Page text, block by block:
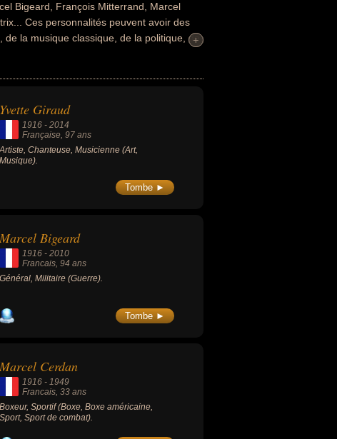
Bigeard, François Mitterrand, Marcel
Ces personnalités peuvent avoir des
la musique classique, de la politique, de
artiste, chanteur, chanteur de
de célébrité ou costumier. En ce qui
par exemple.
+
+
Yvette Giraud
1916 -2014
Française, 97 ans
Artiste, Chanteuse, Musicienne (Art,
Musique).
Tombe ►
Marcel Bigeard
1916 -2010
Francais, 94 ans
Général, Militaire (Guerre).
Tombe ►
Marcel Cerdan
1916 -1949
Francais, 33 ans
Boxeur, Sportif (Boxe, Boxe américaine,
Sport, Sport de combat).